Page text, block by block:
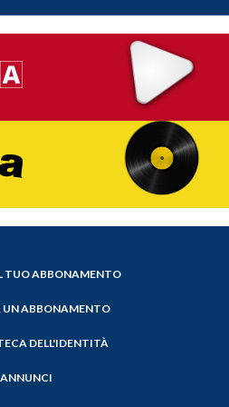
TUO ABBONAMENTO
ABBONAMENTO
DELL'IDENTITÀ
ANNUNCI